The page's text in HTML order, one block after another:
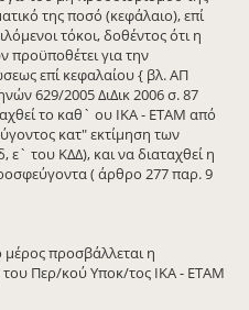
της ποσό (κεφάλαιο), επί
τόκοι, δοθέντος ότι η
προϋποθέτει για την
επί κεφαλαίου { βλ. ΑΠ
629/2005 ΔιΔικ 2006 σ. 87
το καθ` ου ΙΚΑ - ΕΤΑΜ από
κατ" εκτίμηση των
του ΚΔΔ), και να διαταχθεί η
( άρθρο 277 παρ. 9
προσβάλλεται η
Περ/κού Υποκ/τος ΙΚΑ - ΕΤΑΜ